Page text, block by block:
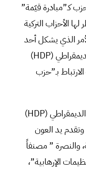
كـ”مبادرة قيّمة”
الأحزاب التركية
الذي يشكل أحد
العوامل التي تجعل حزب الشعوب الديمقراطي (HDP)
بـ”حزب
وفي الوقت الذي يصف فيه الشعوب الديمقراطي (HDP)
وتقدم يد العون
والنصرة ” مصنفاً
الإرهابية”،